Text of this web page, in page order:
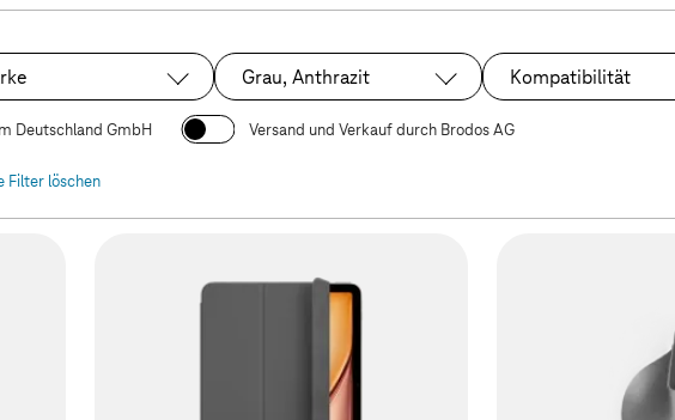
Ausgewählt:
Grau, Anthrazit Kompatibilität
Deutschland GmbH Versand und Verkauf durch Brodos AG
Filter löschen